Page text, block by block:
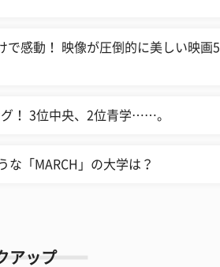
で感動！ 映像が圧倒的に美しい映画5
！ 3位中央、2位青学……。
「MARCH」の大学は？
アップ